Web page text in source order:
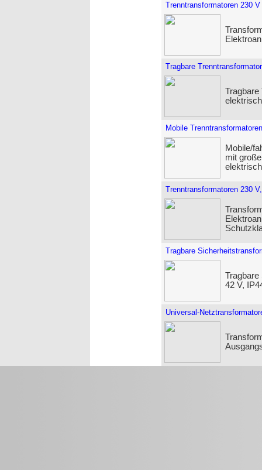
Trenntransformatoren 230
Tragbare
Tragbare
Mobile
Mobile/
mit
Trenntransformatoren 230
Tragbare
Tragbare
42 V,
Universal-